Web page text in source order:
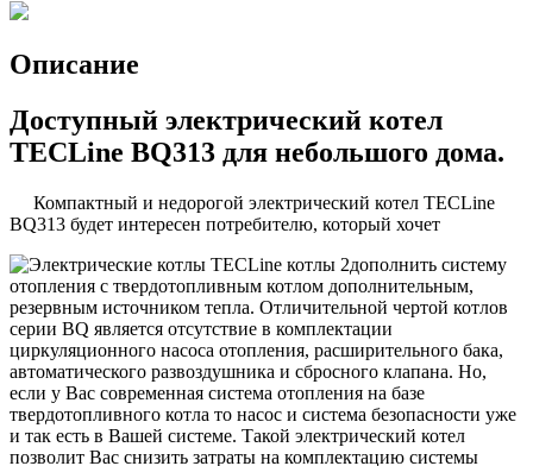
Описание
Доступный электрический котел
TECLine BQ313 для небольшого дома.
Компактный и недорогой электрический котел TECLine
BQ313 будет интересен потребителю, который хочет
дополнить систему
отопления с твердотопливным котлом дополнительным,
резервным источником тепла. Отличительной чертой котлов
серии BQ является отсутствие в комплектации
циркуляционного насоса отопления, расширительного бака,
автоматического развоздушника и сбросного клапана. Но,
если у Вас современная система отопления на базе
твердотопливного котла то насос и система безопасности уже
и так есть в Вашей системе. Такой электрический котел
позволит Вас снизить затраты на комплектацию системы